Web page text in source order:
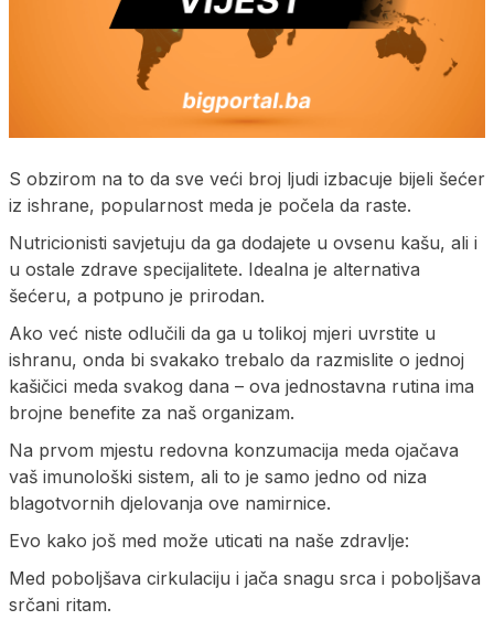
S obzirom na to da sve veći broj ljudi izbacuje bijeli šećer
iz ishrane, popularnost meda je počela da raste.
Nutricionisti savjetuju da ga dodajete u ovsenu kašu, ali i
u ostale zdrave specijalitete. Idealna je alternativa
šećeru, a potpuno je prirodan.
Ako već niste odlučili da ga u tolikoj mjeri uvrstite u
ishranu, onda bi svakako trebalo da razmislite o jednoj
kašičici meda svakog dana – ova jednostavna rutina ima
brojne benefite za naš organizam.
Na prvom mjestu redovna konzumacija meda ojačava
vaš imunološki sistem, ali to je samo jedno od niza
blagotvornih djelovanja ove namirnice.
Evo kako još med može uticati na naše zdravlje:
Med poboljšava cirkulaciju i jača snagu srca i poboljšava
srčani ritam.